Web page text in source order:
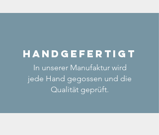
Handgefertigt
In unserer Manufaktur wird
jede Hand gegossen und die
Qualität geprüft.